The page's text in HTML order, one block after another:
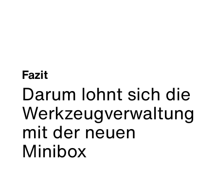
Fazit
Darum lohnt sich die
Werkzeugverwaltung
mit der neuen
Minibox